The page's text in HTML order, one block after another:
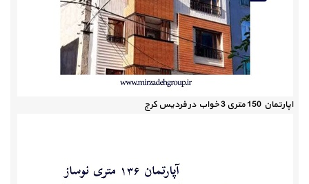
اپارتمان 150 متری 3 خواب در فردیس کرج